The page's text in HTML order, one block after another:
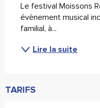
Le festival Moissons
évènement musical
familial, à...
Lire la suite
TARIFS